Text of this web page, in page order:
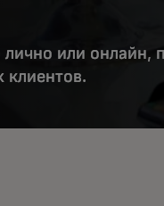
или онлайн,
клиентов.